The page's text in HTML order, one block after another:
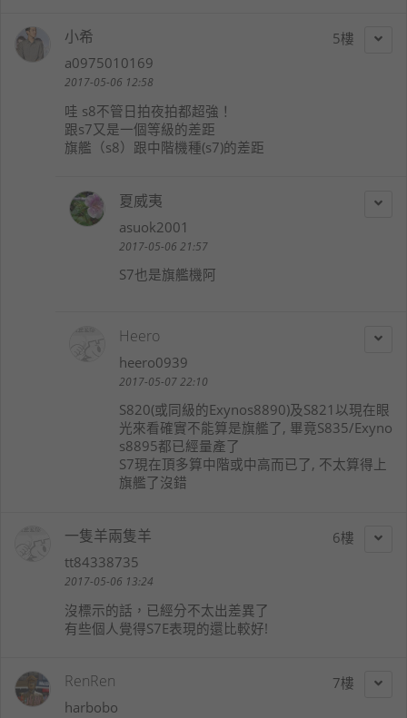
5
小希
a0975010169
2017-05-06 12:58
哇 s8不管日拍夜拍都超強！
跟s7又是一個等級的差距
旗艦（s8）跟中階機種(s7)的差距
夏威夷
asuok2001
2017-05-06 21:57
S7也是旗艦機阿
Heero
heero0939
2017-05-07 22:10
S820(或同級的Exynos8890)及S821以現在眼
光來看確實不能算是旗艦了, 畢竟S835/Exyno
s8895都已經量產了
S7現在頂多算中階或中高而已了, 不太算得上
旗艦了沒錯
6
一隻羊兩隻羊
tt84338735
2017-05-06 13:24
沒標示的話，已經分不太出差異了
有些個人覺得S7E表現的還比較好!
7
RenRen
harbobo